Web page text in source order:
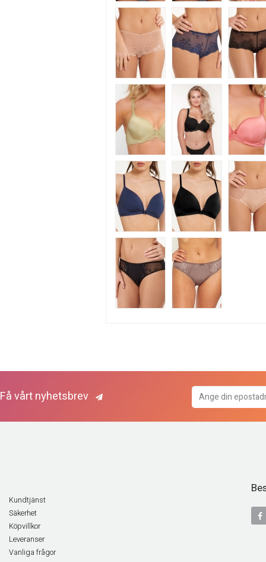
Få vårt nyhetsbrev
Kundtjänst
Säkerhet
Köpvillkor
Leveranser
Vanliga frågor